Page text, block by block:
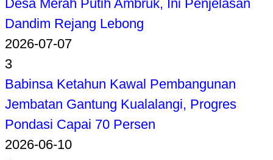
Desa Merah Putih Ambruk, Ini Penjelasan
Dandim Rejang Lebong
2026-07-07
3
Babinsa Ketahun Kawal Pembangunan
Jembatan Gantung Kualalangi, Progres
Pondasi Capai 70 Persen
2026-06-10